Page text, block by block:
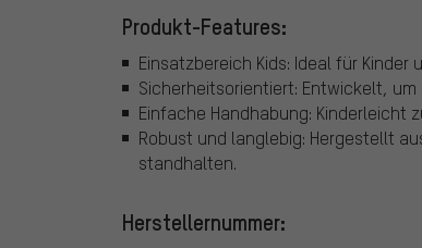
Produkt-Features:
Einsatzbereich Kids: Ideal für
Sicherheitsorientiert: Entwickelt,
Einfache Handhabung: Kinderleicht
Robust und langlebig: Hergestellt
standhalten.
Herstellernummer: